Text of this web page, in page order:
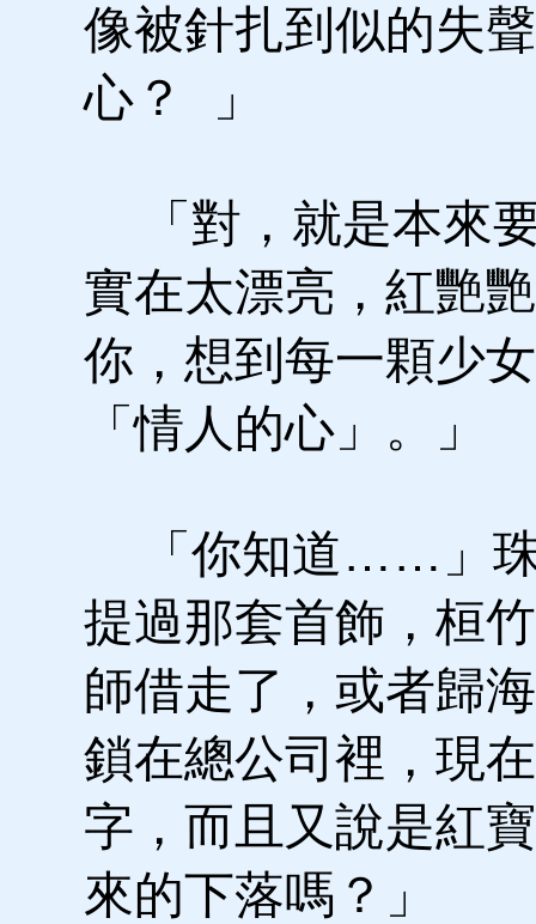
像被針扎到似的失
心？ 」
「對，就是本來
實在太漂亮，紅艷
你，想到每一顆少
「情人的心」。」
「你知道……」珠
提過那套首飾，桓
師借走了，或者歸
鎖在總公司裡，現
字，而且又說是紅
來的下落嗎？」